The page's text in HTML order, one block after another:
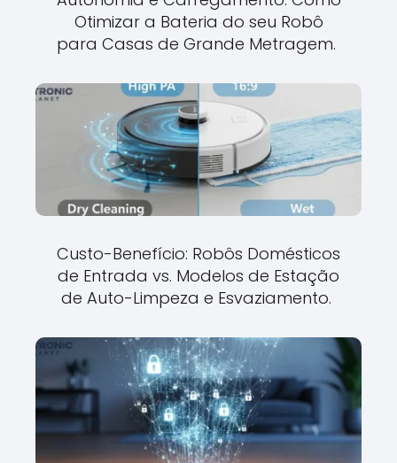
Otimizar a Bateria do seu Robô
para Casas de Grande Metragem.
Custo-Benefício: Robôs Domésticos
de Entrada vs. Modelos de Estação
de Auto-Limpeza e Esvaziamento.